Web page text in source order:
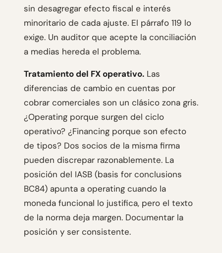
sin desagregar efecto fiscal e interés
minoritario de cada ajuste. El párrafo 119 lo
exige. Un auditor que acepte la conciliación
a medias hereda el problema.
Tratamiento del FX operativo. Las
diferencias de cambio en cuentas por
cobrar comerciales son un clásico zona gris.
¿Operating porque surgen del ciclo
operativo? ¿Financing porque son efecto
de tipos? Dos socios de la misma firma
pueden discrepar razonablemente. La
posición del IASB (basis for conclusions
BC84) apunta a operating cuando la
moneda funcional lo justifica, pero el texto
de la norma deja margen. Documentar la
posición y ser consistente.